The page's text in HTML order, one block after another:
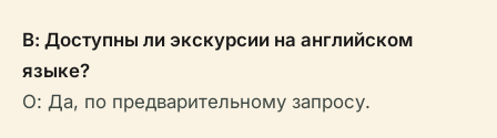
В: Доступны ли экскурсии на английском
языке?
О: Да, по предварительному запросу.